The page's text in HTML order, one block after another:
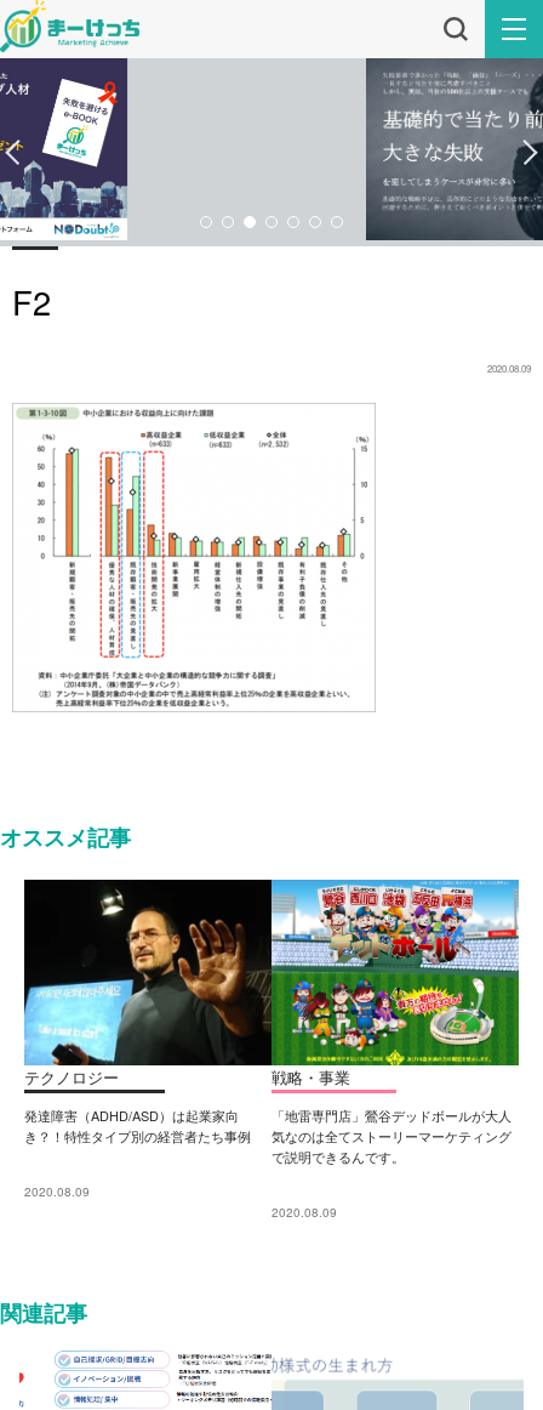
F2
2020.08.09
オススメ記事
テクノロジー
発達障害（ADHD/ASD）は起業家向
き？！特性タイプ別の経営者たち事例
2020.08.09
戦略・事業
「地雷専門店」鶯谷デッドボールが大人
気なのは全てストーリーマーケティング
で説明できるんです。
2020.08.09
関連記事